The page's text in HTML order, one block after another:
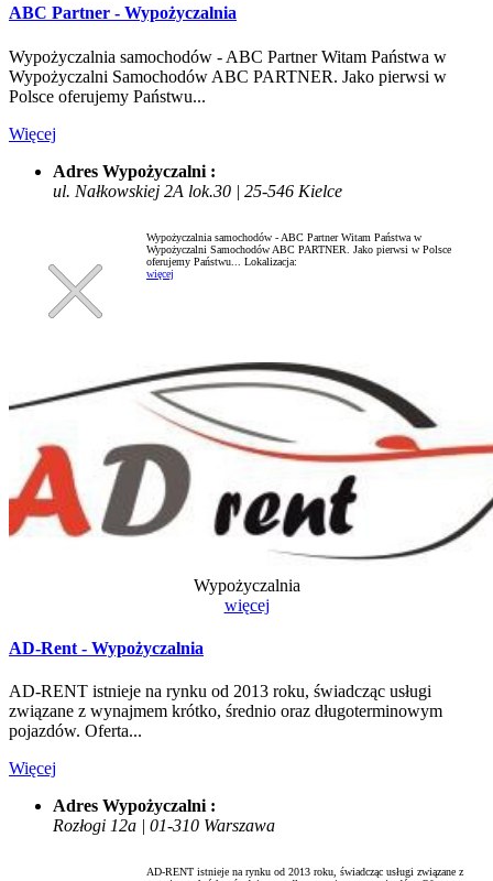
ABC Partner - Wypożyczalnia
Wypożyczalnia samochodów - ABC Partner Witam Państwa w
Wypożyczalni Samochodów ABC PARTNER. Jako pierwsi w
Polsce oferujemy Państwu...
Więcej
Adres Wypożyczalni :
ul. Nałkowskiej 2A lok.30 | 25-546 Kielce
Wypożyczalnia samochodów - ABC Partner Witam Państwa w
Wypożyczalni Samochodów ABC PARTNER. Jako pierwsi w Polsce
oferujemy Państwu... Lokalizacja:
więcej
Wypożyczalnia
więcej
AD-Rent - Wypożyczalnia
AD-RENT istnieje na rynku od 2013 roku, świadcząc usługi
związane z wynajmem krótko, średnio oraz długoterminowym
pojazdów. Oferta...
Więcej
Adres Wypożyczalni :
Rozłogi 12a | 01-310 Warszawa
AD-RENT istnieje na rynku od 2013 roku, świadcząc usługi związane z